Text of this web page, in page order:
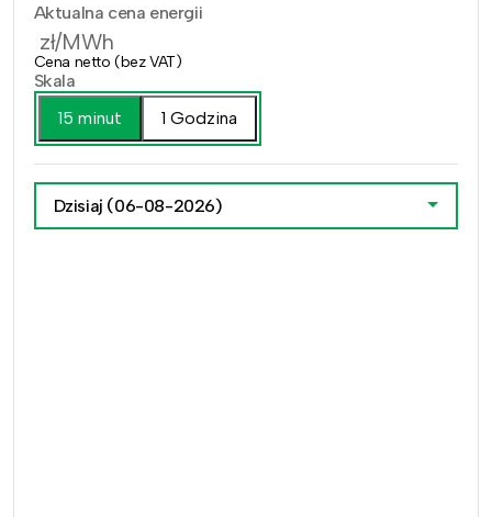
Aktualna cena energii
zł/MWh
Cena netto (bez VAT)
Skala
15 minut
1 Godzina
Dzisiaj (06-08-2026)